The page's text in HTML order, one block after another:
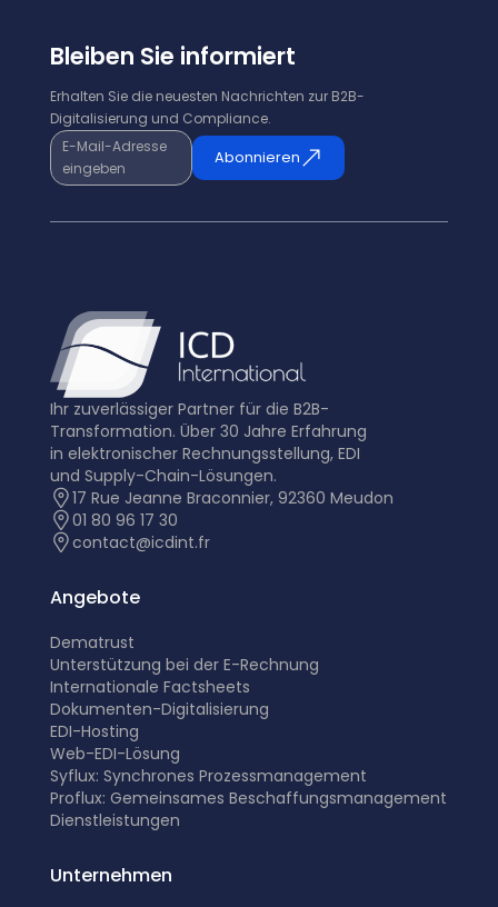
Bleiben Sie informiert
Erhalten Sie die neuesten Nachrichten zur B2B-
Digitalisierung und Compliance.
E-Mail-Adresse
eingeben
Abonnieren
Ihr zuverlässiger Partner für die B2B-
Transformation. Über 30 Jahre Erfahrung
in elektronischer Rechnungsstellung, EDI
und Supply-Chain-Lösungen.
17 Rue Jeanne Braconnier, 92360 Meudon
01 80 96 17 30
contact@icdint.fr
Angebote
Dematrust
Unterstützung bei der E-Rechnung
Internationale Factsheets
Dokumenten-Digitalisierung
EDI-Hosting
Web-EDI-Lösung
Syflux: Synchrones Prozessmanagement
Proflux: Gemeinsames Beschaffungsmanagement
Dienstleistungen
Unternehmen